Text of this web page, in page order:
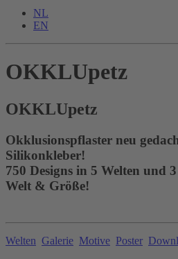
NL
EN
OKKLUpetz
OKKLUpetz
Okklusionspflaster neu
Silikonkleber!
750 Designs in 5 Welten und
Welt & Größe!
Welten Galerie Motive Poster